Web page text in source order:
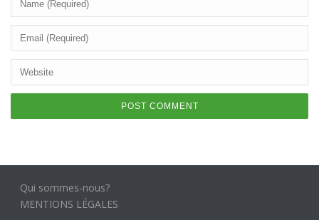
Qui sommes-nous?
MENTIONS LÉGALES